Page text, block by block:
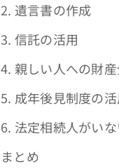
2. 遺言書の作成
3. 信託の活用
4. 親しい人への財
5. 成年後見制度の活
6. 法定相続人がい
まとめ